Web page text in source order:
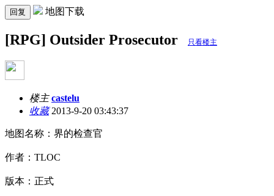
回复 地图下载
[RPG] Outsider Prosecutor 只看楼主
楼主 castelu
收藏2013-9-20 03:43:37
地图名称：界的检查官
作者：TLOC
版本：正式